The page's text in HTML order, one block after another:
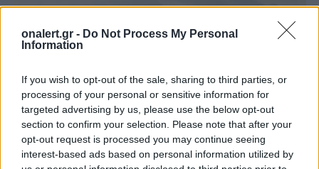
onalert.gr - Do Not Process My Personal
Information
If you wish to opt-out of the sale, sharing to third parties, or
processing of your personal or sensitive information for
targeted advertising by us, please use the below opt-out
section to confirm your selection. Please note that after your
opt-out request is processed you may continue seeing
interest-based ads based on personal information utilized by